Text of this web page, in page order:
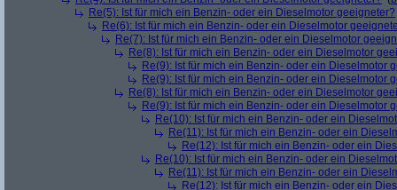
Re(5): Ist für mich ein Benzin- oder ein Dieselmotor geeigneter?
Re(6): Ist für mich ein Benzin- oder ein Dieselmotor
Re(7): Ist für mich ein Benzin- oder ein Dieselmotor
Re(8): Ist für mich ein Benzin- oder ein Dieselmotor
Re(9): Ist für mich ein Benzin- oder ein Dieselmotor
Re(9): Ist für mich ein Benzin- oder ein Dieselmotor
Re(8): Ist für mich ein Benzin- oder ein Dieselmotor
Re(9): Ist für mich ein Benzin- oder ein Dieselmotor
Re(10): Ist für mich ein Benzin- oder ein
Re(11): Ist für mich ein Benzin- oder ein
Re(12): Ist für mich ein Benzin- oder ein
Re(10): Ist für mich ein Benzin- oder ein
Re(11): Ist für mich ein Benzin- oder ein
Re(12): Ist für mich ein Benzin- oder ein